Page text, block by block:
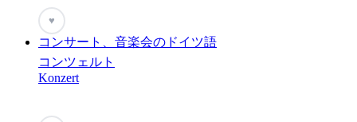
♥
コンサート、音楽会のドイツ語
コンツェルト
Konzert